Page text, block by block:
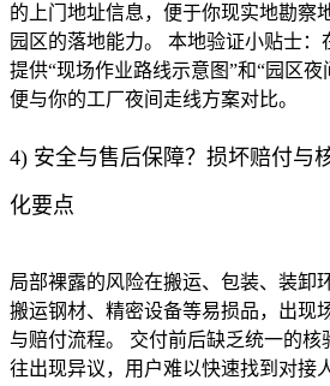
的上门地址信息，便于你现实地勘察
园区的落地能力。 本地验证小贴士
提供“现场作业路线示意图”和“园区
便与你的工厂夜间走线方案对比。
4) 安全与售后保障？损坏赔付与
化要点
局部裸露的风险在搬运、包装、装卸
搬运钢材、精密设备等易损品，出现
与赔付流程。 交付前后缺乏统一的核
往出现异议，用户难以快速找到对接